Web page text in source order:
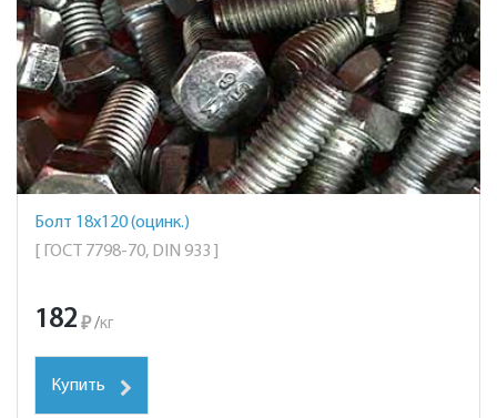
Болт 18х120 (оцинк.)
[ ГОСТ 7798-70, DIN 933 ]
182 ₽ /кг
Купить